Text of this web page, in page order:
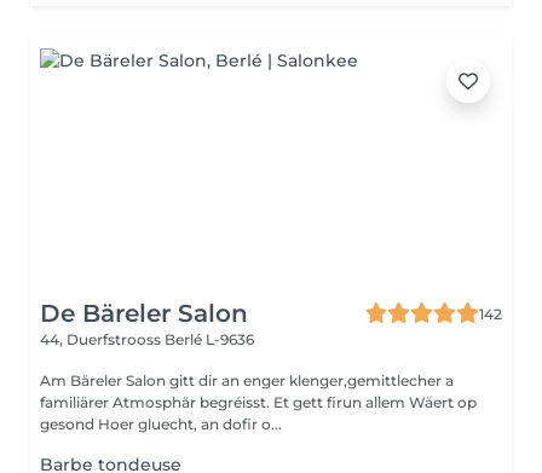
De Bäreler Salon
142
44, Duerfstrooss Berlé L-9636
Am Bäreler Salon gitt dir an enger klenger,gemittlecher a
familiärer Atmosphär begréisst. Et gett firun allem Wäert op
gesond Hoer gluecht, an dofir o...
Barbe tondeuse